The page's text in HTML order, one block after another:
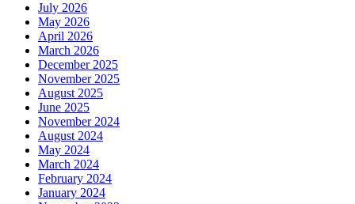
July 2026
May 2026
April 2026
March 2026
December 2025
November 2025
August 2025
June 2025
November 2024
August 2024
May 2024
March 2024
February 2024
January 2024